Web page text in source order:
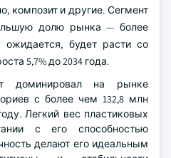
композит и другие. Сегмент
долю рынка — более
ожидается, будет расти со
5,7% до 2034 года.
доминировал на рынке
с более чем 132,8 млн
Легкий вес пластиковых
с его способностью
делают его идеальным